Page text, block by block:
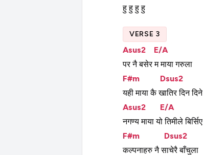
हु हु हु हु
VERSE 3
Asus2
E/A
पर नै बसेर म माया गरुला
F#m
Dsus2
यही माया कै खातिर दिन दिने
Asus2
E/A
नगण्य माया यो तिमीले बिर्सिए
F#m
Dsus2
कल्पनाहरु नै साचेरै बाँचुला